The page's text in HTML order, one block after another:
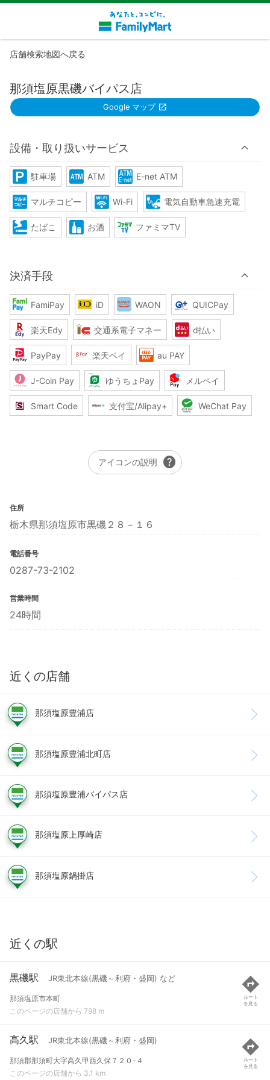
店舗検索地図へ戻る
那須塩原黒磯バイパス店
Google マップ
設備・取り扱いサービス
駐車場 ATM E-net ATM
マルチコピー Wi-Fi 電気自動車急速充電
たばこ お酒 ファミマTV
決済手段
FamiPay iD WAON QUICPay
楽天Edy 交通系電子マネー d払い
PayPay 楽天ペイ au PAY
J-Coin Pay ゆうちょPay メルペイ
Smart Code 支付宝/Alipay+ WeChat Pay
アイコンの説明 help
住所
栃木県那須塩原市黒磯２８－１６
電話番号
0287-73-2102
営業時間
24時間
近くの店舗
那須塩原豊浦店
那須塩原豊浦北町店
那須塩原豊浦バイパス店
那須塩原上厚崎店
那須塩原鍋掛店
近くの駅
黒磯駅 JR東北本線(黒磯～利府・盛岡) など
那須塩原市本町
このページの店舗から 798 m
ルート
を見る
高久駅 JR東北本線(黒磯～利府・盛岡)
那須郡那須町大字高久甲西久保７２０-４
このページの店舗から 3.1 km
ルート
を見る